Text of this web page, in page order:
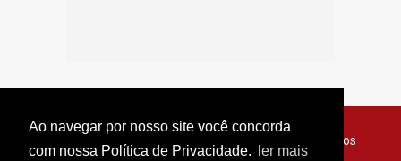
Ao navegar por nosso site você concorda
com nossa Política de Privacidade.
ler mais
© Copyright 2026 - Jornal do Interior - Todos os direitos
reservados